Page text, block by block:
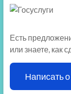
Есть
или знаете, как
Написать